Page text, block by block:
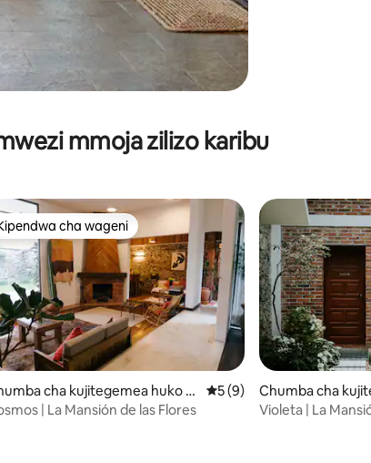
mmoja zilizo karibu
cha wageni
cha wageni
cha kujitegemea huko C
de Bravo
Ukadiriaji wa wastani wa
5 (9)
| La Mansión de las Flores
Chumba cha
oscomatepec de
Violeta | La